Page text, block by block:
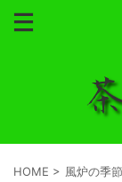
HOME > 風炉の季節